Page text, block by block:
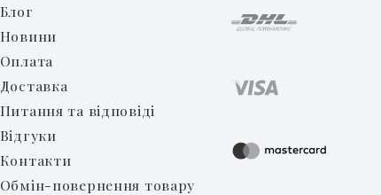
Блог
Новини
Оплата
Доставка
Питання та відповіді
Відгуки
Контакти
Обмін-повернення товару